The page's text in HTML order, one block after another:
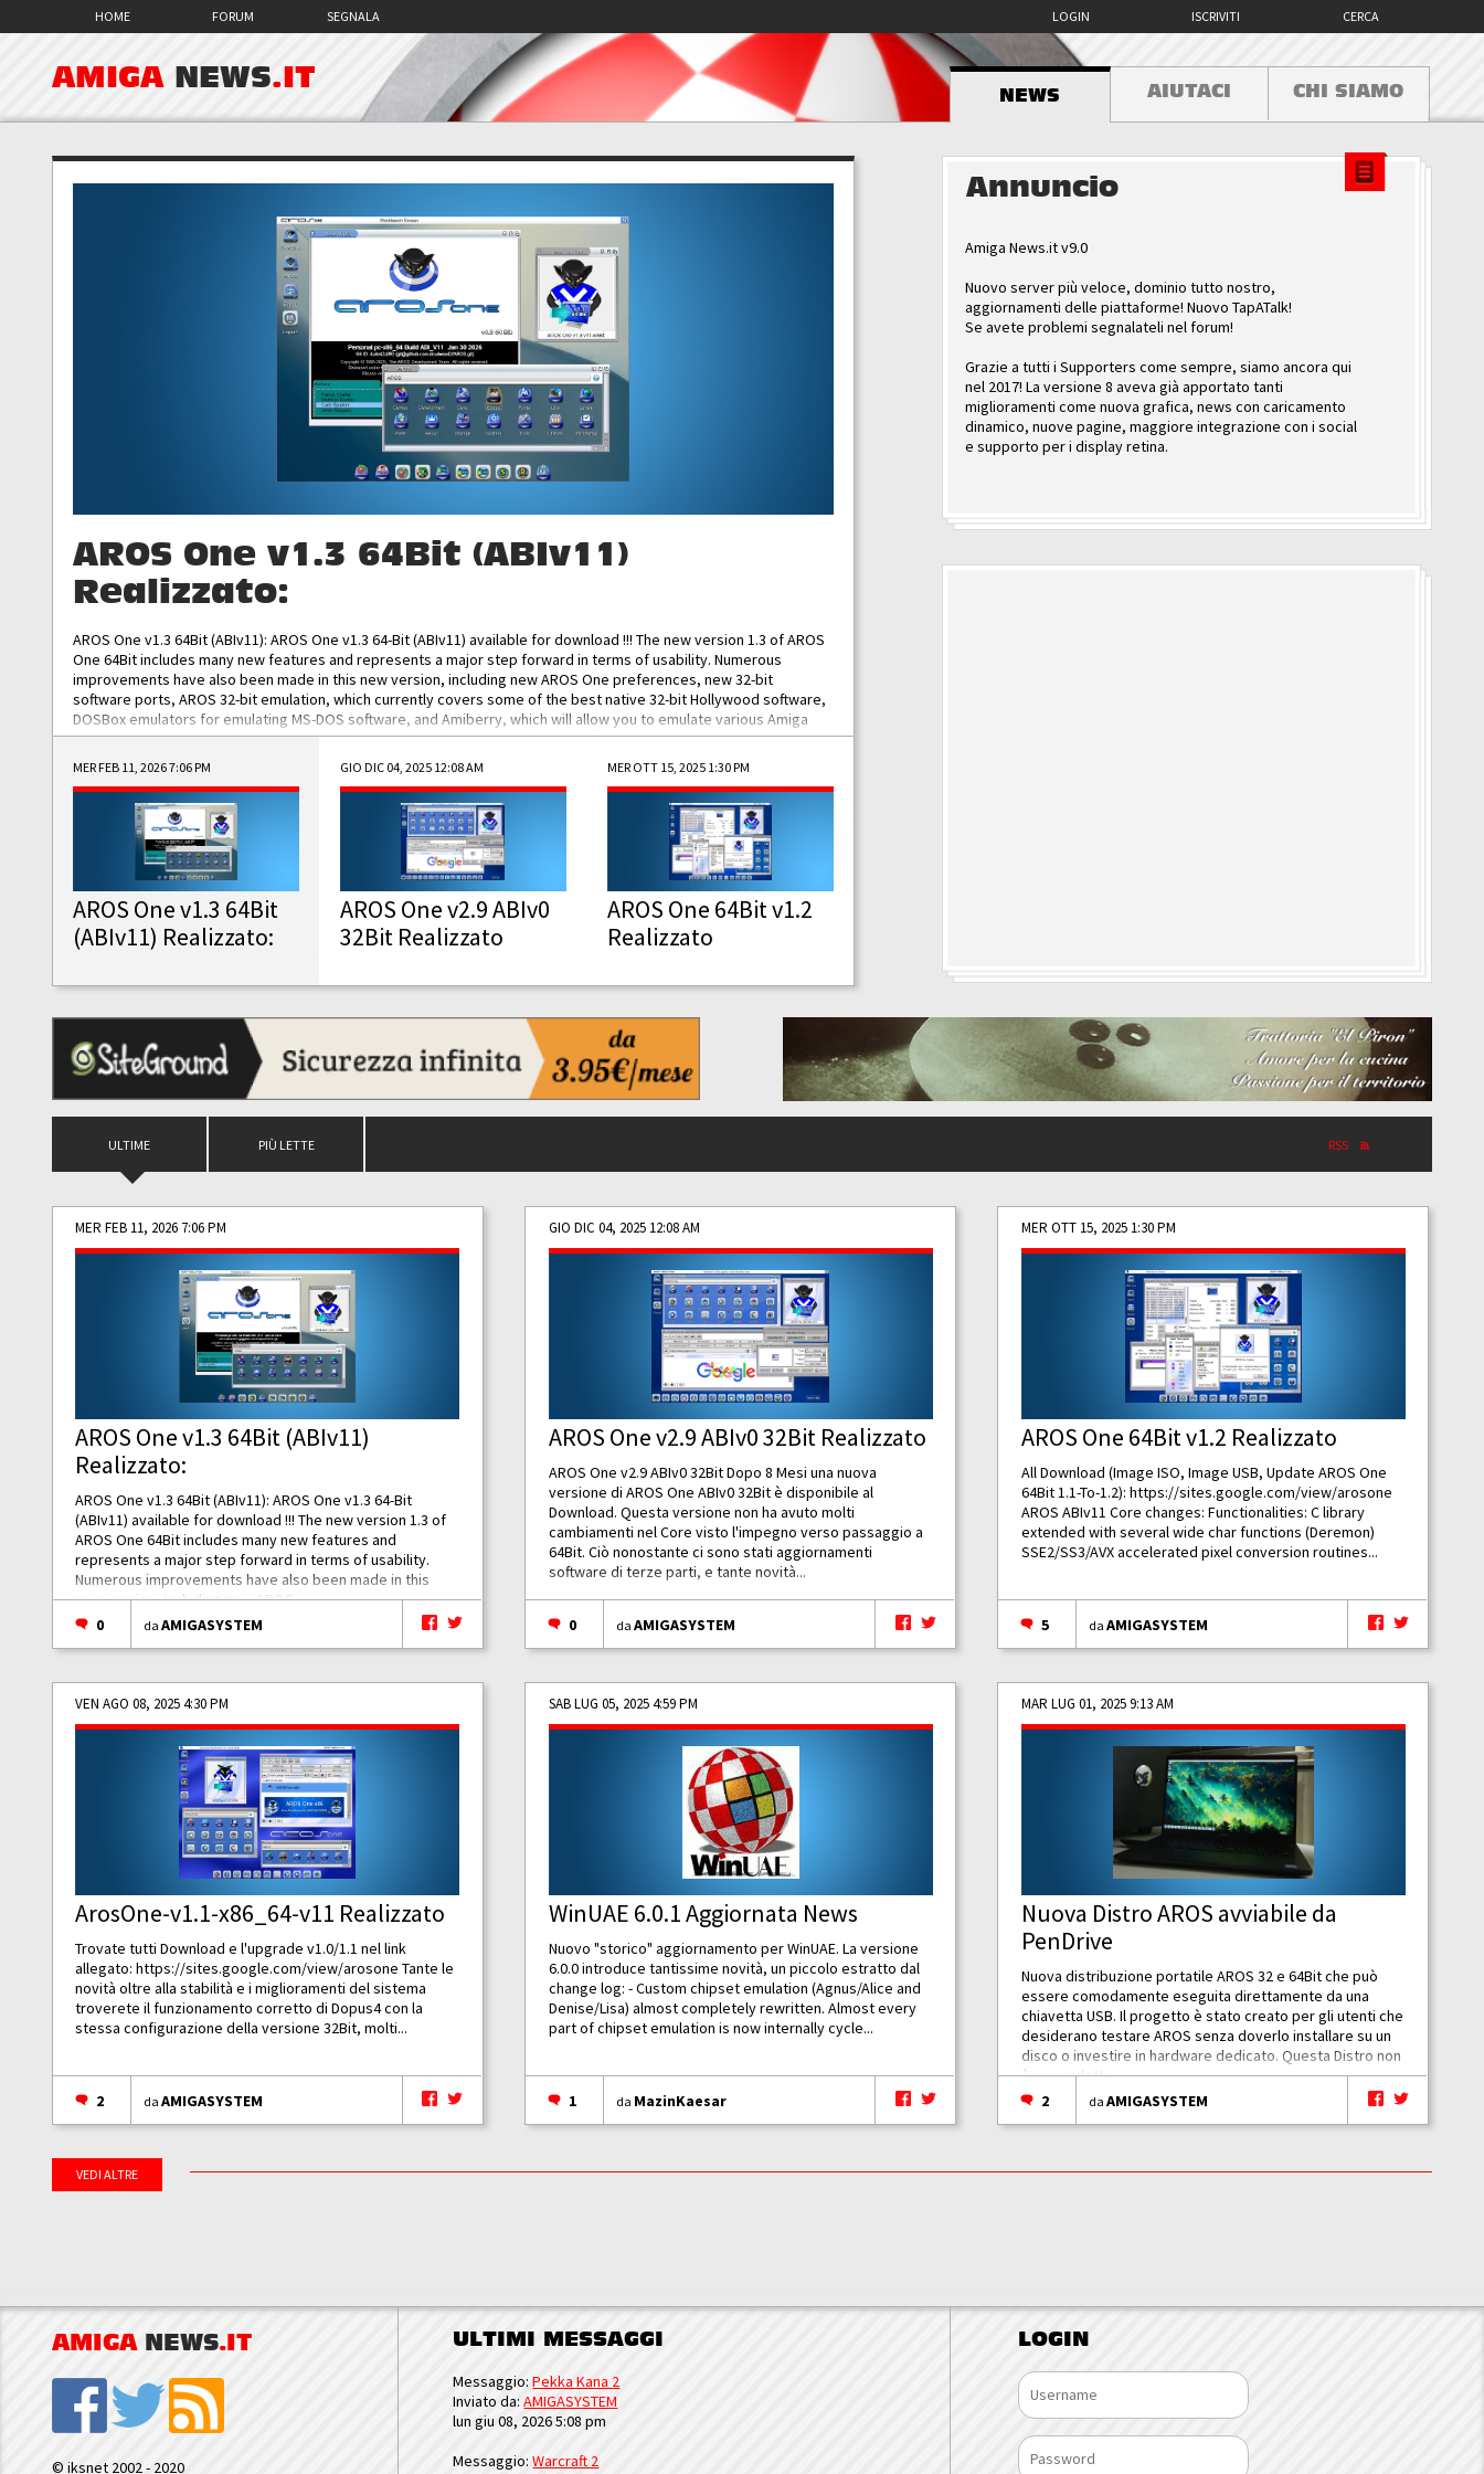
HOME FORUM SEGNALA CERCA
ISCRIVITI
LOGIN
AMIGA NEWS.IT
NEWS AIUTACI CHI SIAMO
AROS One v1.3 64Bit (ABIv11)
Realizzato:
AROS One v1.3 64Bit (ABIv11): AROS One v1.3 64-Bit (ABIv11) available for download !!! The new version 1.3 of AROS
One 64Bit includes many new features and represents a major step forward in terms of usability. Numerous
improvements have also been made in this new version, including new AROS One preferences, new 32-bit
software ports, AROS 32-bit emulation, which currently covers some of the best native 32-bit Hollywood software,
DOSBox emulators for emulating MS-DOS software, and Amiberry, which will allow you to emulate various Amiga
and AROS 68k models. AROS One v1.3 64-Bit-v11 ISO/IMG/: Download Functionalities: Improved...
MER FEB 11, 2026 7:06 PM
AROS One v1.3 64Bit
(ABIv11) Realizzato:
GIO DIC 04, 2025 12:08 AM
AROS One v2.9 ABIv0
32Bit Realizzato
MER OTT 15, 2025 1:30 PM
AROS One 64Bit v1.2
Realizzato
Annuncio
Amiga News.it v9.0
Nuovo server più veloce, dominio tutto nostro,
aggiornamenti delle piattaforme! Nuovo TapATalk!
Se avete problemi segnalateli nel forum!
Grazie a tutti i Supporters come sempre, siamo ancora qui
nel 2017! La versione 8 aveva già apportato tanti
miglioramenti come nuova grafica, news con caricamento
dinamico, nuove pagine, maggiore integrazione con i social
e supporto per i display retina.
ULTIME PIÙ LETTE RSS
MER FEB 11, 2026 7:06 PM
AROS One v1.3 64Bit (ABIv11)
Realizzato:
AROS One v1.3 64Bit (ABIv11): AROS One v1.3 64-Bit
(ABIv11) available for download !!! The new version 1.3 of
AROS One 64Bit includes many new features and
represents a major step forward in terms of usability.
Numerous improvements have also been made in this
new version, including new AROS...
0
daAMIGASYSTEM
GIO DIC 04, 2025 12:08 AM
AROS One v2.9 ABIv0 32Bit Realizzato
AROS One v2.9 ABIv0 32Bit Dopo 8 Mesi una nuova
versione di AROS One ABIv0 32Bit è disponibile al
Download. Questa versione non ha avuto molti
cambiamenti nel Core visto l'impegno verso passaggio a
64Bit. Ciò nonostante ci sono stati aggiornamenti
software di terze parti, e tante novità...
0 daAMIGASYSTEM
MER OTT 15, 2025 1:30 PM
AROS One 64Bit v1.2 Realizzato
All Download (Image ISO, Image USB, Update AROS One
64Bit 1.1-To-1.2): https://sites.google.com/view/arosone
AROS ABIv11 Core changes: Functionalities: C library
extended with several wide char functions (Deremon)
SSE2/SS3/AVX accelerated pixel conversion routines...
5 daAMIGASYSTEM
VEN AGO 08, 2025 4:30 PM
ArosOne-v1.1-x86_64-v11 Realizzato
Trovate tutti Download e l'upgrade v1.0/1.1 nel link
allegato:https://sites.google.com/view/arosone Tante le
novità oltre alla stabilità e i miglioramenti del sistema
troverete il funzionamento corretto di Dopus4 con la
stessa configurazione della versione 32Bit, molti...
2 daAMIGASYSTEM
SAB LUG 05, 2025 4:59 PM
WinUAE 6.0.1 Aggiornata News
Nuovo "storico" aggiornamento per WinUAE. La versione
6.0.0 introduce tantissime novità, un piccolo estratto dal
change log: - Custom chipset emulation (Agnus/Alice and
Denise/Lisa) almost completely rewritten. Almost every
part of chipset emulation is now internally cycle...
1 da MazinKaesar
MAR LUG 01, 2025 9:13 AM
Nuova Distro AROS avviabile da
PenDrive
Nuova distribuzione portatile AROS 32 e 64Bit che può
essere comodamente eseguita direttamente da una
chiavetta USB. Il progetto è stato creato per gli utenti che
desiderano testare AROS senza doverlo installare su un
disco o investire in hardware dedicato. Questa Distro non
è un prodotto...
2
daAMIGASYSTEM
VEDI ALTRE
AMIGA NEWS.IT
© iksnet 2002 - 2020
ULTIMI MESSAGGI
Messaggio:Pekka Kana 2
Inviato da:AMIGASYSTEM
lun giu 08, 2026 5:08 pm
Messaggio:Warcraft 2
LOGIN